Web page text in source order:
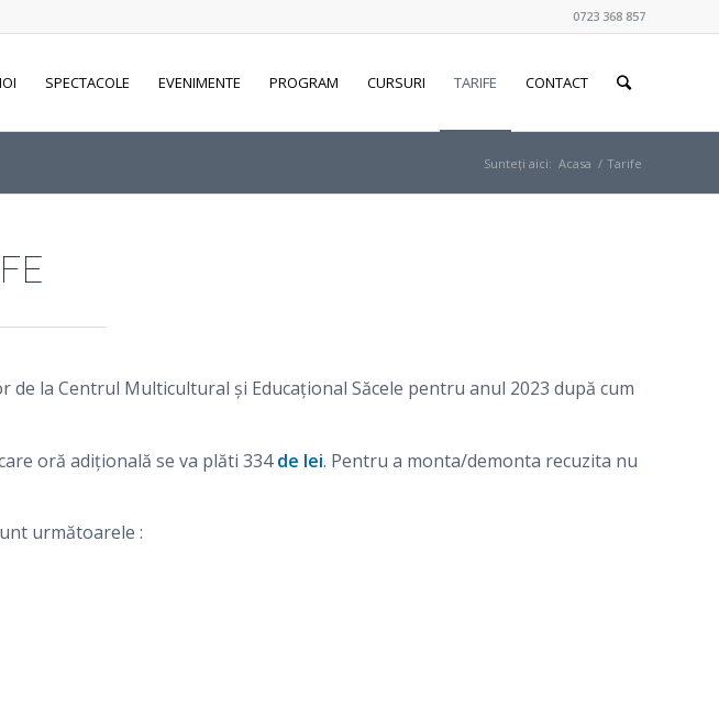
0723 368 857
SPECTACOLE EVENIMENTE PROGRAM CURSURI TARIFE CONTACT
Sunteți aici: Acasa / Tarife
la Centrul Multicultural şi Educaţional Săcele pentru anul 2023 după cum
oră adiţională se va plăti 334de lei. Pentru a monta/demonta recuzita nu
următoarele :